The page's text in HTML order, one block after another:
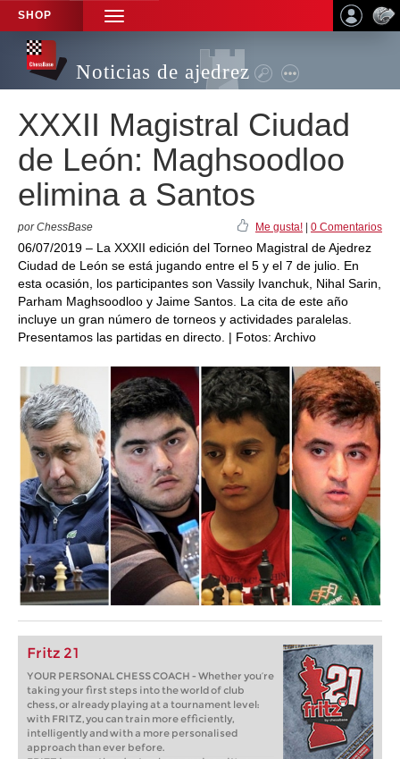
SHOP
TOGGLE
NAVIGATION
Noticias de ajedrez
XXXII Magistral Ciudad
de León: Maghsoodloo
elimina a Santos
por ChessBase Me gusta! 0 Comentarios
06/07/2019 – La XXXII edición del Torneo Magistral de Ajedrez
Ciudad de León se está jugando entre el 5 y el 7 de julio. En
esta ocasión, los participantes son Vassily Ivanchuk, Nihal Sarin,
Parham Maghsoodloo y Jaime Santos. La cita de este año
incluye un gran número de torneos y actividades paralelas.
Presentamos las partidas en directo. | Fotos: Archivo
Fritz 21
YOUR PERSONAL CHESS COACH - Whether you’re
taking your first steps into the world of club
chess, or already playing at a tournament level:
with FRITZ, you can train more efficiently,
intelligently and with a more personalised
approach than ever before.